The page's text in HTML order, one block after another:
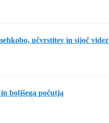
učvrstitev in sijoč videz
boljšega počutja